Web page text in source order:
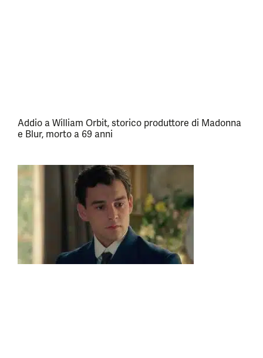
Addio a William Orbit, storico produttore di Madonna
e Blur, morto a 69 anni